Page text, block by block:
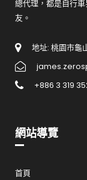
總代理，都是自行
友。
地址: 桃園市龜
+886 3 319
網站導覽
首頁